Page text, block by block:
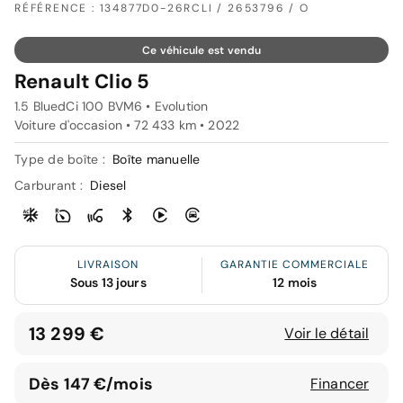
RÉFÉRENCE : 134877D0-26RCLI / 2653796 / O
Ce véhicule est vendu
Renault Clio 5
1.5 BluedCi 100 BVM6 • Evolution
Voiture d'occasion • 72 433 km • 2022
Type de boîte : Boîte manuelle
Carburant : Diesel
LIVRAISON
Sous 13 jours
GARANTIE COMMERCIALE
12 mois
13 299 € Voir le détail
Dès 147 €/mois Financer